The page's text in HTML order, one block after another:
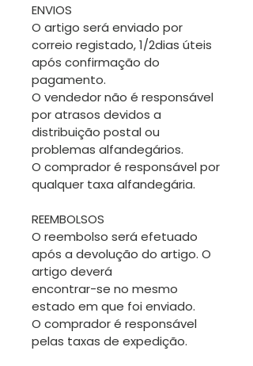
ENVIOS
O artigo será enviado por
correio registado, 1/2dias úteis
após confirmação do
pagamento.
O vendedor não é responsável
por atrasos devidos a
distribuição postal ou
problemas alfandegários.
O comprador é responsável por
qualquer taxa alfandegária.
REEMBOLSOS
O reembolso será efetuado
após a devolução do artigo. O
artigo deverá
encontrar-se no mesmo
estado em que foi enviado.
O comprador é responsável
pelas taxas de expedição.